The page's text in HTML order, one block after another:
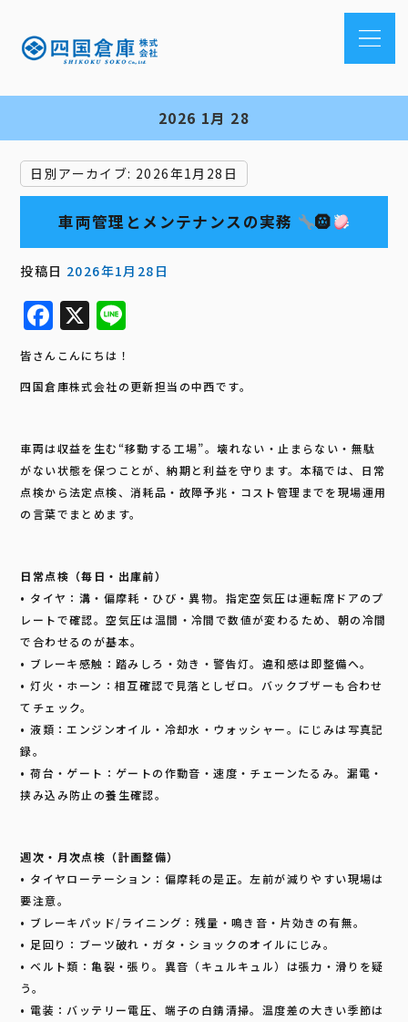
2026 1月 28
日別アーカイブ: 2026年1月28日
車両管理とメンテナンスの実務 🛞
投稿日 2026年1月28日
F
a
c
e
b
o
o
k
X
e
皆さんこんにちは！
四国倉庫株式会社の更新担当の中西です。
車両は収益を生む“移動する工場”。壊れない・止まらない・無駄
がない状態を保つことが、納期と利益を守ります。本稿では、日常
点検から法定点検、消耗品・故障予兆・コスト管理までを現場運用
の言葉でまとめます。
日常点検（毎日・出庫前）
• タイヤ：溝・偏摩耗・ひび・異物。指定空気圧は運転席ドアのプ
レートで確認。空気圧は温間・冷間で数値が変わるため、朝の冷間
で合わせるのが基本。
• ブレーキ感触：踏みしろ・効き・警告灯。違和感は即整備へ。
• 灯火・ホーン：相互確認で見落としゼロ。バックブザーも合わせ
てチェック。
• 液類：エンジンオイル・冷却水・ウォッシャー。にじみは写真記
録。
• 荷台・ゲート：ゲートの作動音・速度・チェーンたるみ。漏電・
挟み込み防止の養生確認。
週次・月次点検（計画整備）
• タイヤローテーション：偏摩耗の是正。左前が減りやすい現場は
要注意。
• ブレーキパッド/ライニング：残量・鳴き音・片効きの有無。
• 足回り：ブーツ破れ・ガタ・ショックのオイルにじみ。
• ベルト類：亀裂・張り。異音（キュルキュル）は張力・滑りを疑
う。
• 電装：バッテリー電圧、端子の白錆清掃。温度差の大きい季節は